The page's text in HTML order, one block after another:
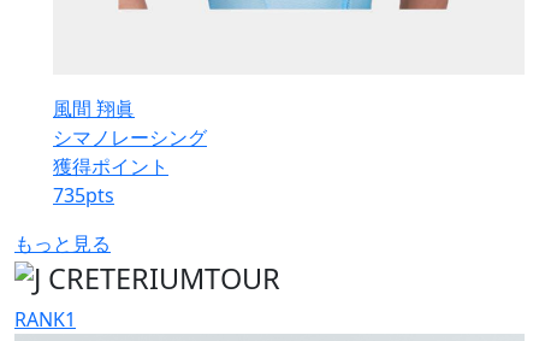
風間 翔眞
シマノレーシング
獲得ポイント
735pts
もっと見る
RANK1